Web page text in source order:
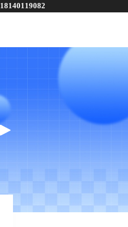
18140119082